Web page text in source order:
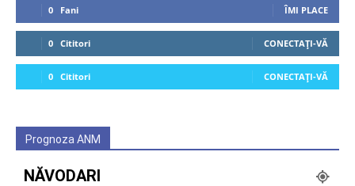
0 Fani ÎMI PLACE
0 Cititori CONECTAȚI-VĂ
0 Cititori CONECTAȚI-VĂ
Prognoza ANM
NĂVODARI